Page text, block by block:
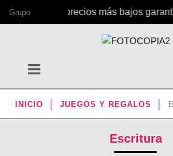
Grupocon los precios más bajos
INICIO JUEGOS Y REGALOS
Escritura